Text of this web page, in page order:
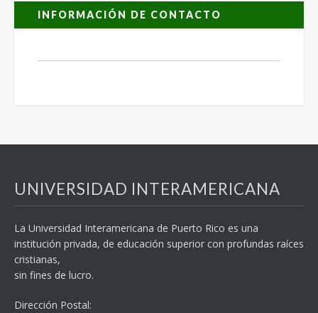
INFORMACIÓN DE CONTACTO
UNIVERSIDAD INTERAMERICANA
La Universidad Interamericana de Puerto Rico es una
institución privada, de educación superior con profundas raíces
cristianas,
sin fines de lucro.
Dirección Postal: